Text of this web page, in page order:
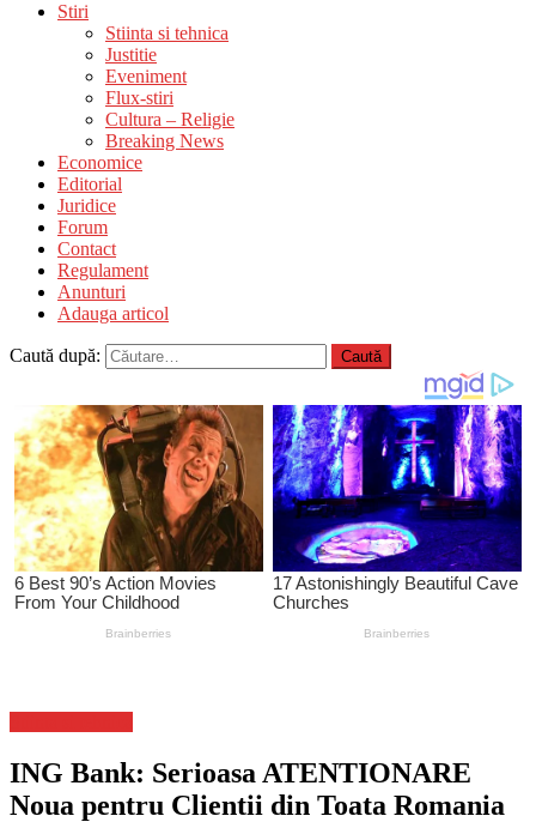
Stiri
Stiinta si tehnica
Justitie
Eveniment
Flux-stiri
Cultura – Religie
Breaking News
Economice
Editorial
Juridice
Forum
Contact
Regulament
Anunturi
Adauga articol
Caută după:
ING Bank: Serioasa ATENTIONARE
Noua pentru Clientii din Toata Romania